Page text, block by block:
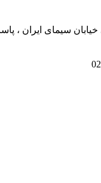
سیمای ایران ،